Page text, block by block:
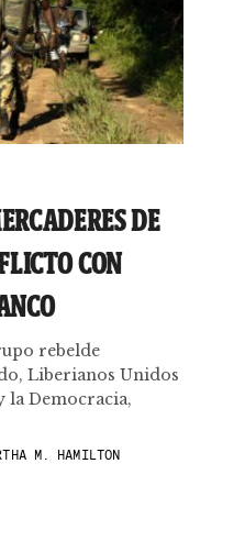
DE
CON
rebelde
Liberianos Unidos
la Democracia,
M. HAMILTON